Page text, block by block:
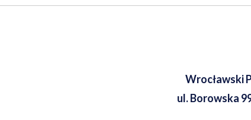
Wrocławski
ul. Borowska